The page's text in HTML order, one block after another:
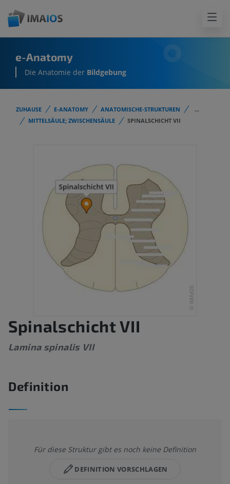
e-Anatomy
Die Anatomie der Bildgebung
ZUHAUSE E-ANATOMY ANATOMISCHE-STRUKTUREN
...
MITTELSÄULE; ZWISCHENSÄULE
SPINALSCHICHT VII
Spinalschicht VII
Lamina spinalis VII
Definition
Für diese Struktur gibt es noch keine Definition
DEFINITION VORSCHLAGEN